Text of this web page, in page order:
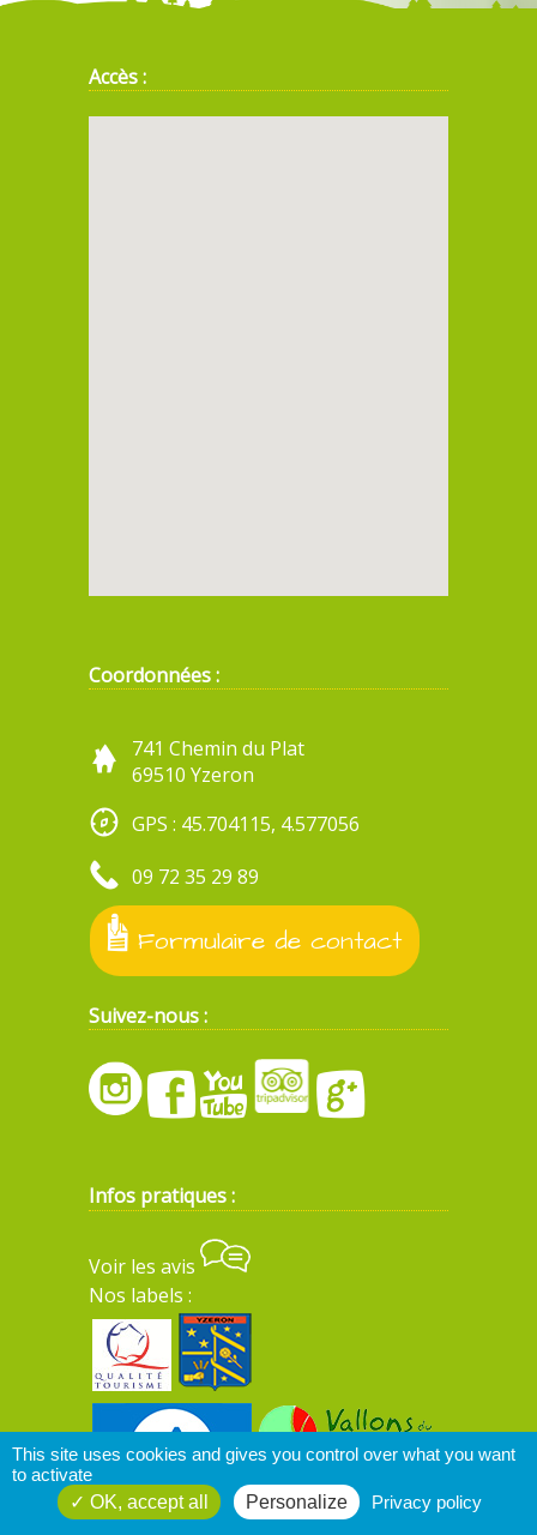
Accès :
Coordonnées :
741 Chemin du Plat
69510 Yzeron
GPS : 45.704115, 4.577056
09 72 35 29 89
Formulaire de contact
Suivez-nous :
Infos pratiques :
Voir les avis
Nos labels :
This site uses cookies and gives you control over what you want
to activate
OK, accept all
Personalize Privacy policy